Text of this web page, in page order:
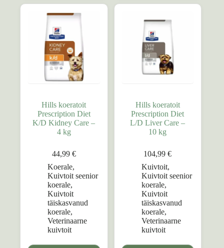
Hills koeratoit
Prescription Diet
K/D Kidney Care –
4 kg
44,99 €
Koerale,
Kuivtoit seenior
koerale,
Kuivtoit
täiskasvanud
koerale,
Veterinaarne
kuivtoit
Hills koeratoit
Prescription Diet
L/D Liver Care –
10 kg
104,99€
Kuivtoit,
Kuivtoit seenior
koerale,
Kuivtoit
täiskasvanud
koerale,
Veterinaarne
kuivtoit